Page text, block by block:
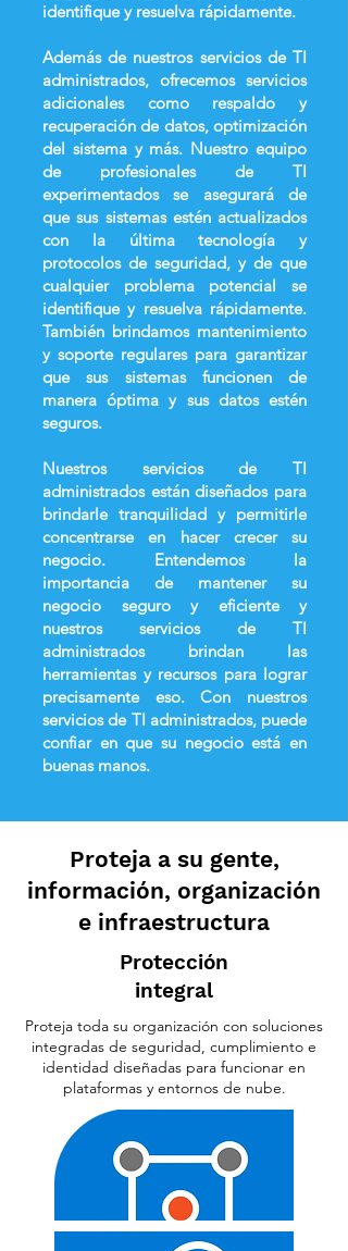
identifique y resuelva rápidamente.
Además de nuestros servicios de TI
administrados, ofrecemos servicios
adicionales como respaldo y
recuperación de datos, optimización
del sistema y más. Nuestro equipo
de profesionales de TI
experimentados se asegurará de
que sus sistemas estén actualizados
con la última tecnología y
protocolos de seguridad, y de que
cualquier problema potencial se
identifique y resuelva rápidamente.
También brindamos mantenimiento
y soporte regulares para garantizar
que sus sistemas funcionen de
manera óptima y sus datos estén
seguros.
Nuestros servicios de TI
administrados están diseñados para
brindarle tranquilidad y permitirle
concentrarse en hacer crecer su
negocio. Entendemos la
importancia de mantener su
negocio seguro y eficiente y
nuestros servicios de TI
administrados brindan las
herramientas y recursos para lograr
precisamente eso. Con nuestros
servicios de TI administrados, puede
confiar en que su negocio está en
buenas manos.
Proteja a su gente,
información, organización
e infraestructura
Protección
integral
Proteja toda su organización con soluciones
integradas de seguridad, cumplimiento e
identidad diseñadas para funcionar en
plataformas y entornos de nube.